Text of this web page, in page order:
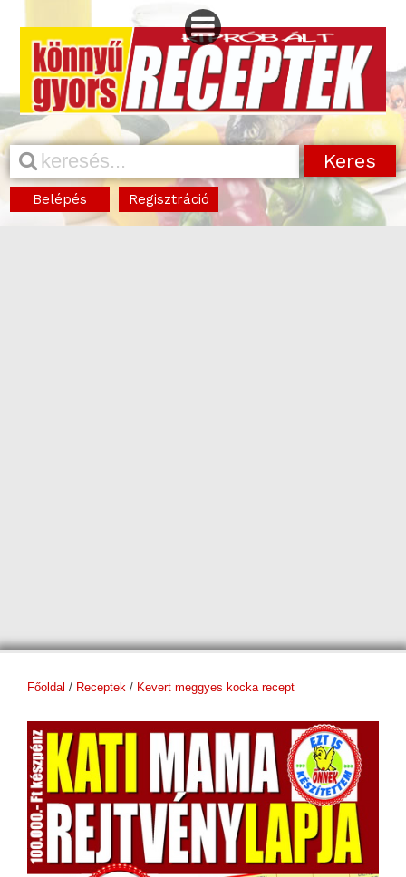
Belépés Regisztráció
Főoldal / Receptek / Kevert meggyes kocka recept